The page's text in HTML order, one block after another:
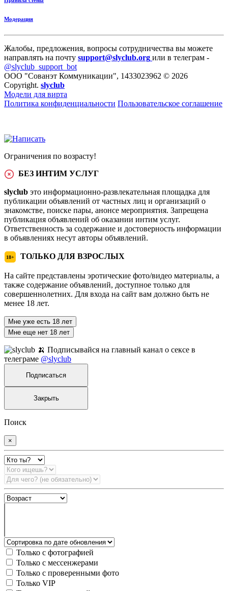
Модерация
Жалобы, предложения, вопросы сотрудничества вы можете
направлять на почту support@slyclub.org или в телеграм -
@slyclub_support_bot
ООО "Сованэт Коммуникации", 1433023962 © 2026
Copyright. slyclub
Модели для вирта
Политика конфиденциальности Пользовательское соглашение
Ограничения по возрасту!
БЕЗ ИНТИМ УСЛУГ
slyclub это информационно-развлекательная площадка для
публикации объявлений от частных лиц и организаций о
знакомстве, поиске пары, анонсе мероприятия. Запрещена
публикация объявлений об оказании интим услуг.
Ответственность за содержание и достоверность информации
в объявлениях несут авторы объявлений.
18+ ТОЛЬКО ДЛЯ ВЗРОСЛЫХ
На сайте представлены эротические фото/видео материалы, а
также содержание объявлений, доступное только для
совершеннолетних. Для входа на сайт вам должно быть не
менее 18 лет.
Мне уже есть 18 лет
Мне еще нет 18 лет
🍌 Подписывайся на главный канал о сексе в
телеграме @slyclub
Подписаться
Закрыть
Поиск
×
Только с фотографией
Только с мессенжерами
Только с проверенными фото
Только VIP